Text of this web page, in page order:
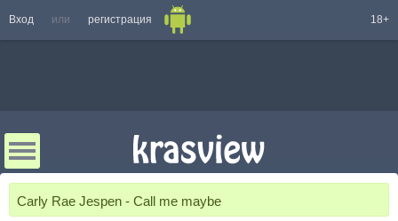
Вход или регистрация 18+
Carly Rae Jespen - Call me maybe